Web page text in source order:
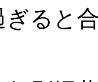
ぎると